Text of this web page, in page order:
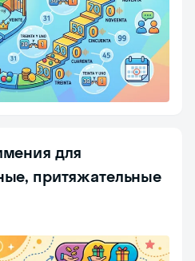
для
притяжательные